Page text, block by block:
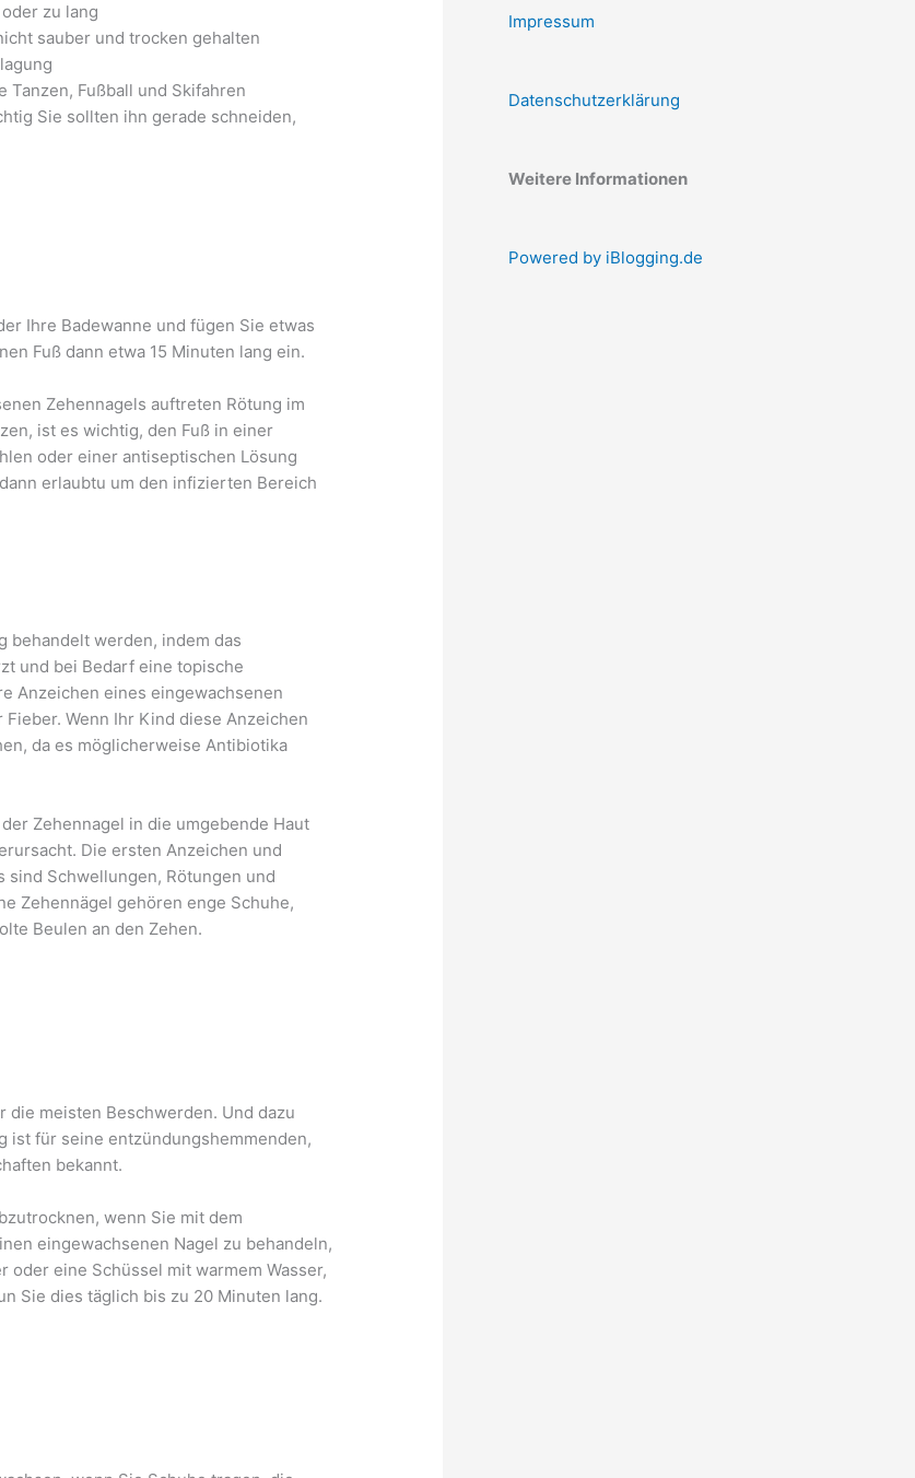
zu lang
sauber und trocken gehalten
Fußball und Skifahren
Sie sollten ihn gerade schneiden,
Ihre Badewanne und fügen Sie etwas
Fuß dann etwa 15 Minuten lang ein.
Zehennagels auftreten Rötung im
ist es wichtig, den Fuß in einer
oder einer antiseptischen Lösung
erlaubtu um den infizierten Bereich
behandelt werden, indem das
und bei Bedarf eine topische
Anzeichen eines eingewachsenen
Wenn Ihr Kind diese Anzeichen
da es möglicherweise Antibiotika
Zehennagel in die umgebende Haut
Die ersten Anzeichen und
sind Schwellungen, Rötungen und
Zehennägel gehören enge Schuhe,
Beulen an den Zehen.
meisten Beschwerden. Und dazu
ist für seine entzündungshemmenden,
bekannt.
wenn Sie mit dem
eingewachsenen Nagel zu behandeln,
eine Schüssel mit warmem Wasser,
Sie dies täglich bis zu 20 Minuten lang.
Impressum
Datenschutzerklärung
Weitere Informationen
Powered by iBlogging.de